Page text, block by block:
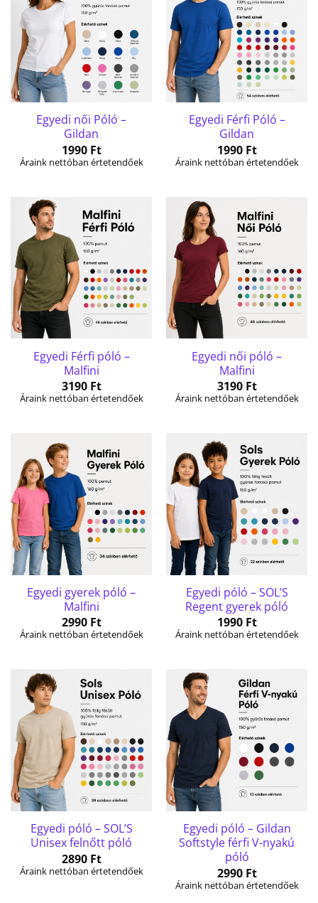
Egyedi női Póló –
Gildan
1990 Ft
Áraink nettóban értetendőek
Egyedi Férfi Póló –
Gildan
1990 Ft
Áraink nettóban értetendőek
Egyedi Férfi póló –
Malfini
3190 Ft
Áraink nettóban értetendőek
Egyedi női póló –
Malfini
3190 Ft
Áraink nettóban értetendőek
Egyedi gyerek póló –
Malfini
2990 Ft
Áraink nettóban értetendőek
Egyedi póló – SOL’S
Regent gyerek póló
1990 Ft
Áraink nettóban értetendőek
Egyedi póló – SOL’S
Unisex felnőtt póló
2890 Ft
Áraink nettóban értetendőek
Egyedi póló – Gildan
Softstyle férfi V-nyakú
póló
2990 Ft
Áraink nettóban értetendőek